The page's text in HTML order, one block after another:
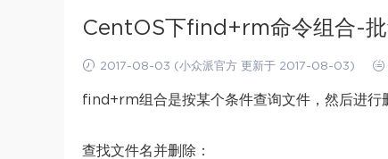
CentOS下find+rm命令组合-批
2017-08-03 (小众派官方 更新于 2017-08-03)
find+rm组合是按某个条件查询文件，然后进行
查找文件名并删除：